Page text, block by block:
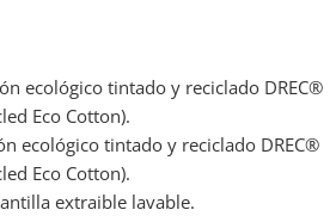
ecológico tintado y reciclado DREC®
Eco Cotton).
ecológico tintado y reciclado DREC®
Eco Cotton).
extraible lavable.